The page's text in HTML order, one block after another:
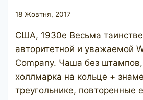
18 Жовтня, 2017
США, 1930е Весьма
авторитетной и уважаемой
Company. Чаша без штампов,
холлмарка на кольце +
треугольнике, повторенные